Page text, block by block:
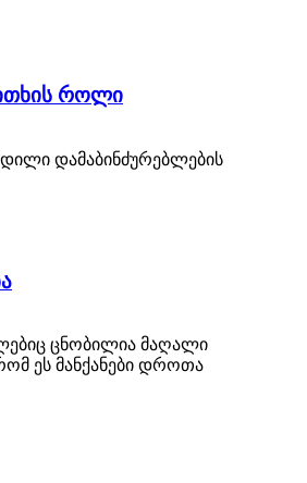
როლი
დამაბინძურებლების
ცნობილია მაღალი
ეს მანქანები დროთა